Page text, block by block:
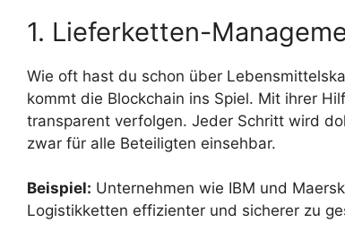
1. Lieferketten-
Wie oft hast du schon über
kommt die Blockchain ins Spiel. Mit ihrer
transparent verfolgen. Jeder Schritt wird
zwar für alle Beteiligten einsehbar.
Beispiel: Unternehmen wie IBM und
Logistikketten effizienter und sicherer zu